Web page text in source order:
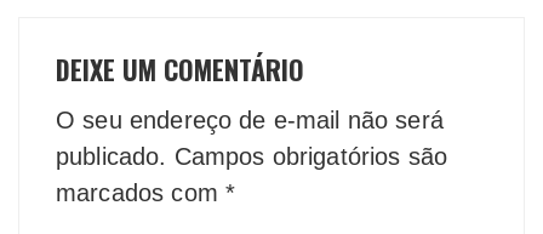
DEIXE UM COMENTÁRIO
O seu endereço de e-mail não será
publicado. Campos obrigatórios são
marcados com *